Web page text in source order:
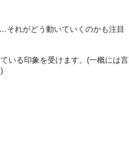
それがどう動いていくのかも注目
いる印象を受けます。(一概には言